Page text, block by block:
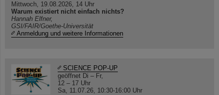
Mittwoch, 19.08.2026, 14 Uhr
Warum existiert nicht einfach nichts?
Hannah Elfner,
GSI/FAIR/Goethe-Universität
Anmeldung und weitere Informationen
SCIENCE POP-UP
geöffnet Di – Fr,
12 – 17 Uhr
Sa, 11.07.26, 10:30-16:00 Uhr